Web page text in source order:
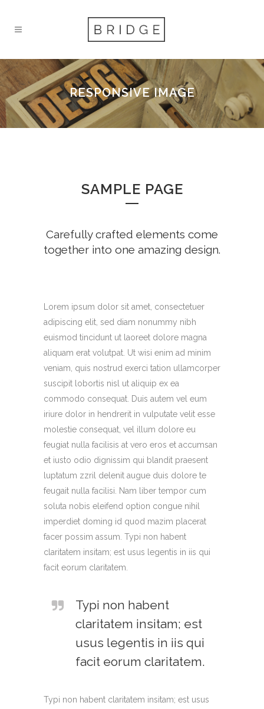
RESPONSIVE IMAGE
SAMPLE PAGE
Carefully crafted elements come
together into one amazing design.
Lorem ipsum dolor sit amet, consectetuer
adipiscing elit, sed diam nonummy nibh
euismod tincidunt ut laoreet dolore magna
aliquam erat volutpat. Ut wisi enim ad minim
veniam, quis nostrud exerci tation ullamcorper
suscipit lobortis nisl ut aliquip ex ea
commodo consequat. Duis autem vel eum
iriure dolor in hendrerit in vulputate velit esse
molestie consequat, vel illum dolore eu
feugiat nulla facilisis at vero eros et accumsan
et iusto odio dignissim qui blandit praesent
luptatum zzril delenit augue duis dolore te
feugait nulla facilisi. Nam liber tempor cum
soluta nobis eleifend option congue nihil
imperdiet doming id quod mazim placerat
facer possim assum. Typi non habent
claritatem insitam; est usus legentis in iis qui
facit eorum claritatem.
Typi non habent
claritatem insitam; est
usus legentis in iis qui
facit eorum claritatem.
Typi non habent claritatem insitam; est usus